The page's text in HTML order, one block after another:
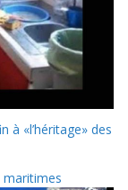
à «l’héritage» des
maritimes